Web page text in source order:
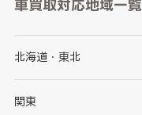
車買取対応地域一覧
北海道・東北
北海道
関東